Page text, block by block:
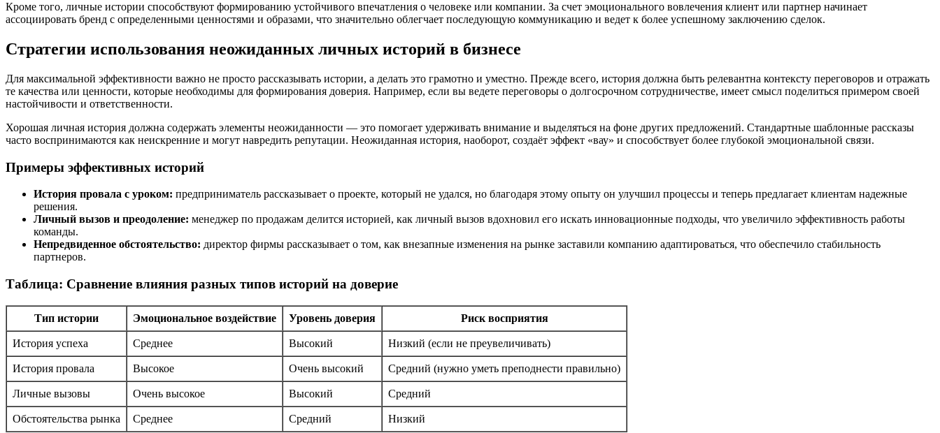
Кроме того, личные истории способствуют формированию устойчивого впечатления о человеке или компании. За счет эмоционального вовлечения клиент или партнер начинает
ассоциировать бренд с определенными ценностями и образами, что значительно облегчает последующую коммуникацию и ведет к более успешному заключению сделок.
Стратегии использования неожиданных личных историй в бизнесе
Для максимальной эффективности важно не просто рассказывать истории, а делать это грамотно и уместно. Прежде всего, история должна быть релевантна контексту переговоров и отражать
те качества или ценности, которые необходимы для формирования доверия. Например, если вы ведете переговоры о долгосрочном сотрудничестве, имеет смысл поделиться примером своей
настойчивости и ответственности.
Хорошая личная история должна содержать элементы неожиданности — это помогает удерживать внимание и выделяться на фоне других предложений. Стандартные шаблонные рассказы
часто воспринимаются как неискренние и могут навредить репутации. Неожиданная история, наоборот, создаёт эффект «вау» и способствует более глубокой эмоциональной связи.
Примеры эффективных историй
История провала с уроком: предприниматель рассказывает о проекте, который не удался, но благодаря этому опыту он улучшил процессы и теперь предлагает клиентам надежные
решения.
Личный вызов и преодоление: менеджер по продажам делится историей, как личный вызов вдохновил его искать инновационные подходы, что увеличило эффективность работы
команды.
Непредвиденное обстоятельство: директор фирмы рассказывает о том, как внезапные изменения на рынке заставили компанию адаптироваться, что обеспечило стабильность
партнеров.
Таблица: Сравнение влияния разных типов историй на доверие
Тип истории Эмоциональное воздействие Уровень доверия Риск восприятия
История успеха Среднее Высокий Низкий (если не преувеличивать)
История провала Высокое Очень высокий Средний (нужно уметь преподнести правильно)
Личные вызовы Очень высокое Высокий Средний
Обстоятельства рынка Среднее Средний Низкий